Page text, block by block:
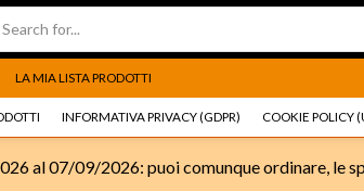
LA MIA LISTA PRODOTTI
INFORMATIVA PRIVACY (GDPR) COOKIE POLICY
Ricambi e accessori Moto
al 07/09/2026: puoi comunque ordinare, le